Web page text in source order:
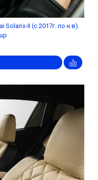
II (с 2017г. по н.в).